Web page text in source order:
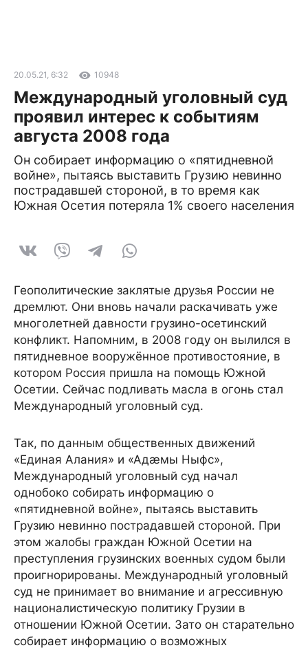
20.05.21, 6:32 10948
Международный уголовный суд
проявил интерес к событиям
августа 2008 года
Он собирает информацию о «пятидневной
войне», пытаясь выставить Грузию невинно
пострадавшей стороной, в то время как
Южная Осетия потеряла 1% своего населения
Геополитические заклятые друзья России не
дремлют. Они вновь начали раскачивать уже
многолетней давности грузино-осетинский
конфликт. Напомним, в 2008 году он вылился в
пятидневное вооружённое противостояние, в
котором Россия пришла на помощь Южной
Осетии. Сейчас подливать масла в огонь стал
Международный уголовный суд.
Так, по данным общественных движений
«Единая Алания» и «Адæмы Ныфс»,
Международный уголовный суд начал
однобоко собирать информацию о
«пятидневной войне», пытаясь выставить
Грузию невинно пострадавшей стороной. При
этом жалобы граждан Южной Осетии на
преступления грузинских военных судом были
проигнорированы. Международный уголовный
суд не принимает во внимание и агрессивную
националистическую политику Грузии в
отношении Южной Осетии. Зато он старательно
собирает информацию о возможных